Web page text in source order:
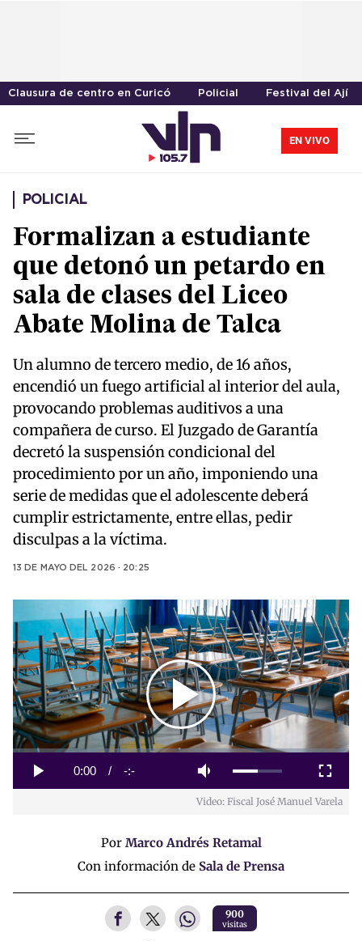
Clausura de centro en Curicó Policial Festival del Ají
EN VIVO
POLICIAL
Formalizan a estudiante
que detonó un petardo en
sala de clases del Liceo
Abate Molina de Talca
Un alumno de tercero medio, de 16 años,
encendió un fuego artificial al interior del aula,
provocando problemas auditivos a una
compañera de curso. El Juzgado de Garantía
decretó la suspensión condicional del
procedimiento por un año, imponiendo una
serie de medidas que el adolescente deberá
cumplir estrictamente, entre ellas, pedir
disculpas a la víctima.
13 DE MAYO DEL 2026 · 20:25
Play
Video
Play Mute
Current
0:00 / Duration
-:-
Loaded:
Fullscreen
Video: Fiscal José Manuel Varela
Por Marco Andrés Retamal
Con información de Sala de Prensa
900
visitas